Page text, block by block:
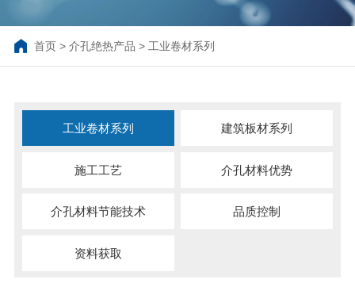
首页> 介孔绝热产品 > 工业卷材系列
工业卷材系列 建筑板材系列
施工工艺 介孔材料优势
介孔材料节能技术 品质控制
资料获取